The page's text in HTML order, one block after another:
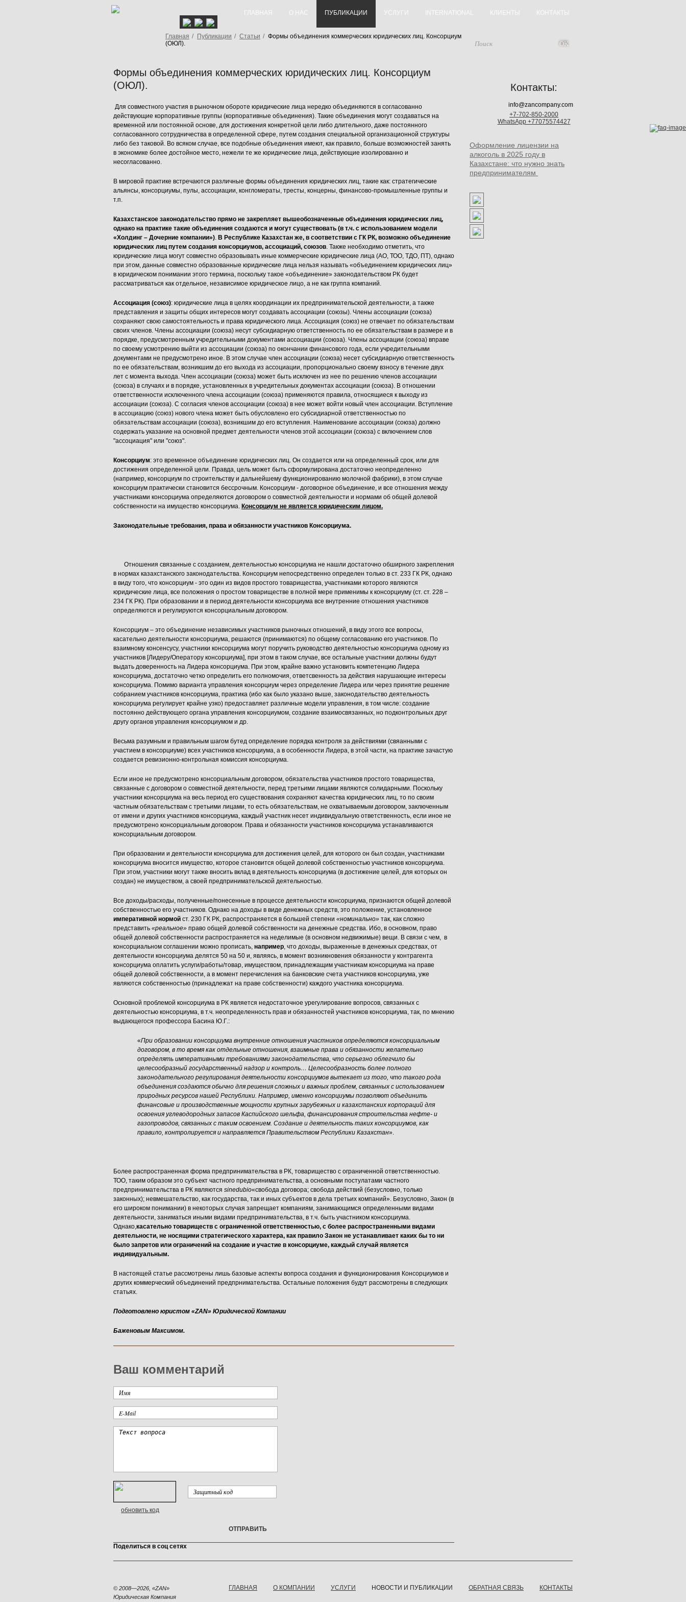
ГЛАВНАЯ О НАС ПУБЛИКАЦИИ УСЛУГИ INTERNATIONAL КЛИЕНТЫ КОНТАКТЫ
Главная / Публикации / Статьи / Формы объединения коммерческих юридических лиц. Консорциум
(ОЮЛ).
Формы объединения коммерческих юридических лиц. Консорциум
(ОЮЛ).
Для совместного участия в рыночном обороте юридические лица нередко объединяются в согласованно
действующие корпоративные группы (корпоративные объединения). Такие объединения могут создаваться на
временной или постоянной основе, для достижения конкретной цели либо длительного, даже постоянного
согласованного сотрудничества в определенной сфере, путем создания специальной организационной структуры
либо без таковой. Во всяком случае, все подобные объединения имеют, как правило, больше возможностей занять
в экономике более достойное место, нежели те же юридические лица, действующие изолированно и
несогласованно.
В мировой практике встречаются различные формы объединения юридических лиц, такие как: стратегические
альянсы, консорциумы, пулы, ассоциации, конгломераты, тресты, концерны, финансово-промышленные группы и
т.п.
Казахстанское законодательство прямо не закрепляет вышеобозначенные объединения юридических лиц,
однако на практике такие объединения создаются и могут существовать (в т.ч. с использованием модели
«Холдинг – Дочерние компании»). В Республике Казахстан же, в соответствии с ГК РК, возможно объединение
юридических лиц путем создания консорциумов, ассоциаций, союзов. Также необходимо отметить, что
юридические лица могут совместно образовывать иные коммерческие юридические лица (АО, ТОО, ТДО, ПТ), однако
при этом, данные совместно образованные юридические лица нельзя называть «объединением юридических лиц»
в юридическом понимании этого термина, поскольку такое «объединение» законодательством РК будет
рассматриваться как отдельное, независимое юридическое лицо, а не как группа компаний.
Ассоциация (союз): юридические лица в целях координации их предпринимательской деятельности, а также
представления и защиты общих интересов могут создавать ассоциации (союзы). Члены ассоциации (союза)
сохраняют свою самостоятельность и права юридического лица. Ассоциация (союз) не отвечает по обязательствам
своих членов. Члены ассоциации (союза) несут субсидиарную ответственность по ее обязательствам в размере и в
порядке, предусмотренным учредительными документами ассоциации (союза). Члены ассоциации (союза) вправе
по своему усмотрению выйти из ассоциации (союза) по окончании финансового года, если учредительными
документами не предусмотрено иное. В этом случае член ассоциации (союза) несет субсидиарную ответственность
по ее обязательствам, возникшим до его выхода из ассоциации, пропорционально своему взносу в течение двух
лет с момента выхода. Член ассоциации (союза) может быть исключен из нее по решению членов ассоциации
(союза) в случаях и в порядке, установленных в учредительных документах ассоциации (союза). В отношении
ответственности исключенного члена ассоциации (союза) применяются правила, относящиеся к выходу из
ассоциации (союза). С согласия членов ассоциации (союза) в нее может войти новый член ассоциации. Вступление
в ассоциацию (союз) нового члена может быть обусловлено его субсидиарной ответственностью по
обязательствам ассоциации (союза), возникшим до его вступления. Наименование ассоциации (союза) должно
содержать указание на основной предмет деятельности членов этой ассоциации (союза) с включением слов
"ассоциация" или "союз".
Консорциум: это временное объединение юридических лиц. Он создается или на определенный срок, или для
достижения определенной цели. Правда, цель может быть сформулирована достаточно неопределенно
(например, консорциум по строительству и дальнейшему функционированию молочной фабрики), в этом случае
консорциум практически становится бессрочным. Консорциум - договорное объединение, и все отношения между
участниками консорциума определяются договором о совместной деятельности и нормами об общей долевой
собственности на имущество консорциума. Консорциум не является юридическим лицом.
Законодательные требования, права и обязанности участников Консорциума.
Отношения связанные с созданием, деятельностью консорциума не нашли достаточно обширного закрепления
в нормах казахстанского законодательства. Консорциум непосредственно определен только в ст. 233 ГК РК, однако
в виду того, что консорциум - это один из видов простого товарищества, участниками которого являются
юридические лица, все положения о простом товариществе в полной мере применимы к консорциуму (ст. ст. 228 –
234 ГК РК). При образовании и в период деятельности консорциума все внутренние отношения участников
определяются и регулируются консорциальным договором.
Консорциум – это объединение независимых участников рыночных отношений, в виду этого все вопросы,
касательно деятельности консорциума, решаются (принимаются) по общему согласованию его участников. По
взаимному консенсусу, участники консорциума могут поручить руководство деятельностью консорциума одному из
участников [Лидеру/Оператору консорциума], при этом в таком случае, все остальные участники должны будут
выдать доверенность на Лидера консорциума. При этом, крайне важно установить компетенцию Лидера
консорциума, достаточно четко определить его полномочия, ответсвенность за действия нарушающие интересы
консорциума. Помимо варианта управления консорциум через определение Лидера или через принятие решение
собранием участников консорциума, практика (ибо как было указано выше, законодательство деятельность
консорциума регулирует крайне узко) предоставляет различные модели управления, в том числе: создание
постоянно действующего органа управления консорциумом, создание взаимосвязанных, но подконтрольных друг
другу органов управления консорциумом и др.
Весьма разумным и правильным шагом бутед определение порядка контроля за действиями (свяанными с
участием в консорциуме) всех участников консорциума, а в особенности Лидера, в этой части, на практике зачастую
создается ревизионно-контрольная комиссия консорциума.
Если иное не предусмотрено консорциальным договором, обязательства участников простого товарищества,
связанные с договором о совместной деятельности, перед третьими лицами являются солидарными. Поскольку
участники консорциума на весь период его существования сохраняют качества юридических лиц, то по своим
частным обязательствам с третьими лицами, то есть обязательствам, не охватываемым договором, заключенным
от имени и других участников консорциума, каждый участник несет индивидуальную ответственность, если иное не
предусмотрено консорциальным договором. Права и обязанности участников консорциума устанавливаются
консорциальным договором.
При образовании и деятельности консорциума для достижения целей, для которого он был создан, участниками
консорциума вносится имущество, которое становится общей долевой собственностью участников консорциума.
При этом, участники могут также вносить вклад в деятельность консорциума (в достижение целей, для которых он
создан) не имуществом, а своей предпринимательской деятельностью.
Все доходы/расходы, полученные/понесенные в процессе деятельности консорциума, признаются общей долевой
собственностью его участников. Однако на доходы в виде денежных средств, это положение, установленное
императивной нормой ст. 230 ГК РК, распространяется в большей степени «номинально» так, как сложно
представить «реальное» право общей долевой собственности на денежные средства. Ибо, в основном, право
общей долевой собственности распространяется на неделимые (в основном недвижимые) вещи. В связи с чем, в
консорциальном соглашении можно прописать, например, что доходы, выраженные в денежных средствах, от
деятельности консорциума делятся 50 на 50 и, являясь, в момент возникновения обязанности у контрагента
консорциума оплатить услуги/работы/товар, имуществом, принадлежащим участникам консорциума на праве
общей долевой собственности, а в момент перечисления на банковские счета участников консорциума, уже
являются собственностью (принадлежат на праве собственности) каждого участника консорциума.
Основной проблемой консорциума в РК является недостаточное урегулирование вопросов, связанных с
деятельностью консорциума, в т.ч. неопределенность прав и обязанностей участников консорциума, так, по мнению
выдающегося профессора Басина Ю.Г.:
«При образовании консорциума внутренние отношения участников определяются консорциальным
договором, в то время как отдельные отношения, взаимные права и обязанности желательно
определять императивными требованиями законодательства, что серьезно облегчило бы
целесообразный государственный надзор и контроль… Целесообразность более полного
законодательного регулирования деятельности консорциумов вытекает из того, что такого рода
объединения создаются обычно для решения сложных и важных проблем, связанных с использованием
природных ресурсов нашей Республики. Например, именно консорциумы позволяют объединить
финансовые и производственные мощности крупных зарубежных и казахстанских корпораций для
освоения углеводородных запасов Каспийского шельфа, финансирования строительства нефте- и
газопроводов, связанных с таким освоением. Создание и деятельность таких консорциумов, как
правило, контролируется и направляется Правительством Республики Казахстан».
Более распространенная форма предпринимательства в РК, товарищество с ограниченной ответственностью.
ТОО, таким образом это субъект частного предпринимательства, а основными постулатами частного
предпринимательства в РК являются sinedubio«свобода договора; свобода действий (безусловно, только
законных); невмешательство, как государства, так и иных субъектов в дела третьих компаний». Безусловно, Закон (в
его широком понимании) в некоторых случая запрещает компаниям, занимающимся определенными видами
деятельности, заниматься иными видами предпринимательства, в т.ч. быть участником консорциума.
Однако,касательно товариществ с ограниченной ответственностью, с более распространенными видами
деятельности, не носящими стратегического характера, как правило Закон не устанавливает каких бы то ни
было запретов или ограничений на создание и участие в консорциуме, каждый случай является
индивидуальным.
В настоящей статье рассмотрены лишь базовые аспекты вопроса создания и функционирования Консорциумов и
других коммерческий объединений предпрнимательства. Остальные положения будут рассмотрены в следующих
статьях.
Подготовлено юристом «ZAN» Юридической Компании
Баженовым Максимом.
Ваш комментарий
обновить код
ОТПРАВИТЬ
Поделиться в соц сетях
Контакты:
info@zancompany.com
+7-702-850-2000
WhatsApp +77075574427
Оформление лицензии на
алкоголь в 2025 году в
Казахстане: что нужно знать
предпринимателям
© 2008—2026, «ZAN»
Юридическая Компания
ГЛАВНАЯ О КОМПАНИИ УСЛУГИ НОВОСТИ И ПУБЛИКАЦИИ ОБРАТНАЯ СВЯЗЬ КОНТАКТЫ